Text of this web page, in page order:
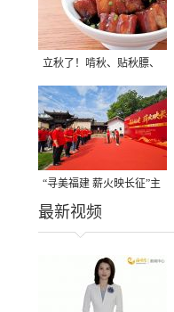
立秋了！啃秋、贴秋膘、
晒秋，福建人这样过才够
味→
“寻美福建 薪火映长征”主
题活动在龙岩长汀启动
最新视频